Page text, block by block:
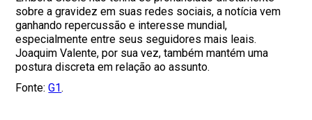
sobre a gravidez em suas redes sociais, a notícia vem
ganhando repercussão e interesse mundial,
especialmente entre seus seguidores mais leais.
Joaquim Valente, por sua vez, também mantém uma
postura discreta em relação ao assunto.
Fonte:G1.